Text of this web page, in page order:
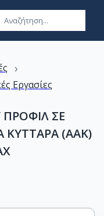
›
Εργασίες
ΣΕ
ΚΥΤΤΑΡΑ (ΑΑΚ)